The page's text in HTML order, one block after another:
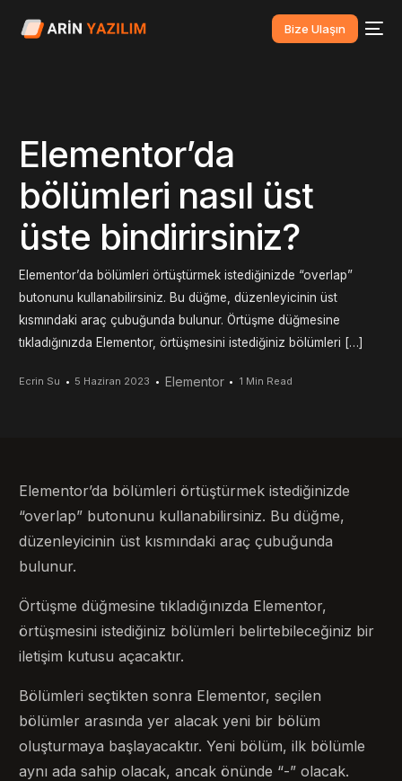
Bize Ulaşın
Elementor’da
bölümleri nasıl üst
üste bindirirsiniz?
Elementor’da bölümleri örtüştürmek istediğinizde “overlap”
butonunu kullanabilirsiniz. Bu düğme, düzenleyicinin üst
kısmındaki araç çubuğunda bulunur. Örtüşme düğmesine
tıkladığınızda Elementor, örtüşmesini istediğiniz bölümleri […]
Ecrin Su 5 Haziran 2023 Elementor 1 Min Read
Elementor’da bölümleri örtüştürmek istediğinizde
“overlap” butonunu kullanabilirsiniz. Bu düğme,
düzenleyicinin üst kısmındaki araç çubuğunda
bulunur.
Örtüşme düğmesine tıkladığınızda Elementor,
örtüşmesini istediğiniz bölümleri belirtebileceğiniz bir
iletişim kutusu açacaktır.
Bölümleri seçtikten sonra Elementor, seçilen
bölümler arasında yer alacak yeni bir bölüm
oluşturmaya başlayacaktır. Yeni bölüm, ilk bölümle
aynı ada sahip olacak, ancak önünde “-” olacak.